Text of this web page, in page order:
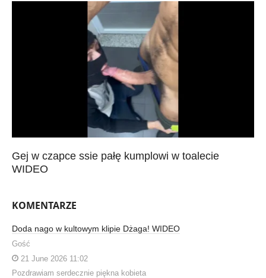
Gej w czapce ssie pałę kumplowi w toalecie
WIDEO
KOMENTARZE
Doda nago w kultowym klipie Dżaga! WIDEO
Gość
21 June 2026 11:02
Pozdrawiam serdecznie piękna kobieta